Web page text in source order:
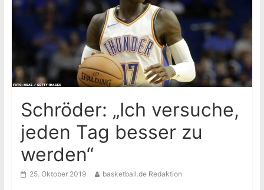
Schröder: „Ich versuche,
jeden Tag besser zu
werden“
25. Oktober 2019 basketball.de Redaktion